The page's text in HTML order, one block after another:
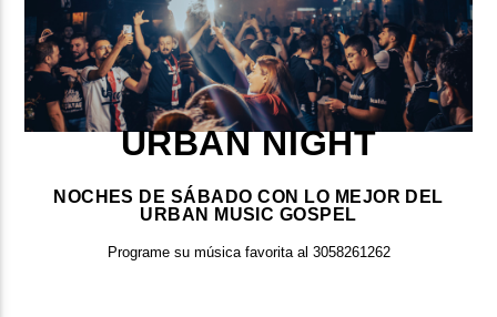
URBAN NIGHT
NOCHES DE SÁBADO CON LO MEJOR DEL
URBAN MUSIC GOSPEL
Programe su música favorita al 3058261262